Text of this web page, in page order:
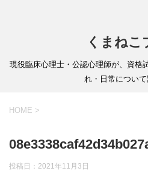
くまねこ
現役臨床心理士・公認心理師が、資格
れ・日常について
HOME >
投稿日： 2021年11月3日